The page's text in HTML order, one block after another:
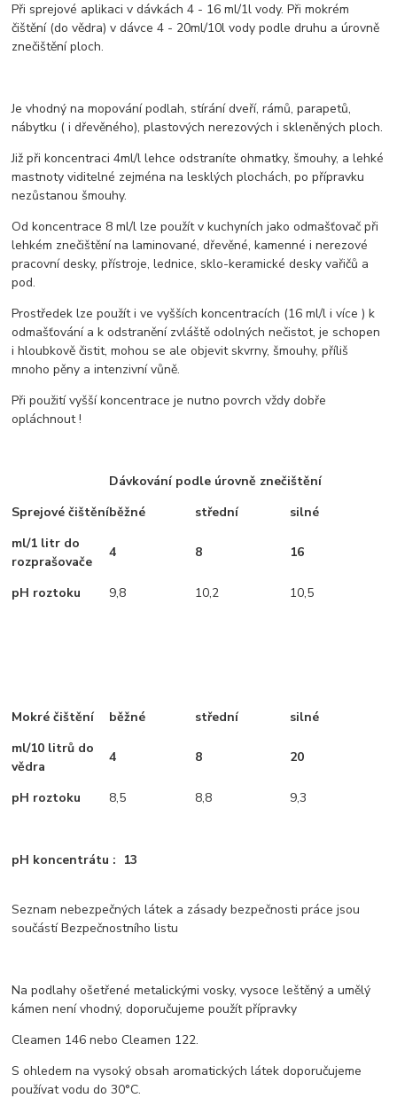
Při sprejové aplikaci v dávkách 4 - 16 ml/1l vody. Při mokrém
čištění (do vědra) v dávce 4 - 20ml/10l vody podle druhu a úrovně
znečištění ploch.
Je vhodný na mopování podlah, stírání dveří, rámů, parapetů,
nábytku ( i dřevěného), plastových nerezových i skleněných ploch.
Již při koncentraci 4ml/l lehce odstraníte ohmatky, šmouhy, a lehké
mastnoty viditelné zejména na lesklých plochách, po přípravku
nezůstanou šmouhy.
Od koncentrace 8 ml/l lze použít v kuchyních jako odmašťovač při
lehkém znečištění na laminované, dřevěné, kamenné i nerezové
pracovní desky, přístroje, lednice, sklo-keramické desky vařičů a
pod.
Prostředek lze použít i ve vyšších koncentracích (16 ml/l i více ) k
odmašťování a k odstranění zvláště odolných nečistot, je schopen
i hloubkově čistit, mohou se ale objevit skvrny, šmouhy, příliš
mnoho pěny a intenzivní vůně.
Při použití vyšší koncentrace je nutno povrch vždy dobře
opláchnout !
Dávkování podle úrovně znečištění
Sprejové čištěníběžné střední
silné
ml/1 litr do
rozprašovače
4 8 16
pH roztoku 9,8 10,2 10,5
Mokré čištění běžné střední
silné
ml/10 litrů do
vědra
4 8 20
pH roztoku 8,5 8,8 9,3
pH koncentrátu : 13
Seznam nebezpečných látek a zásady bezpečnosti práce jsou
součástí Bezpečnostního listu
Na podlahy ošetřené metalickými vosky, vysoce leštěný a umělý
kámen není vhodný, doporučujeme použít přípravky
Cleamen 146 nebo Cleamen 122.
S ohledem na vysoký obsah aromatických látek doporučujeme
používat vodu do 30°C.